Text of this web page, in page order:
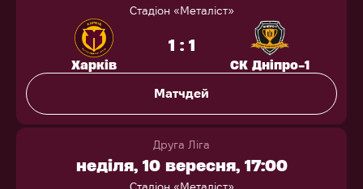
Стадіон «Металіст»
Харків
1 : 1
СК Дніпро-1
Матчдей
Друга Ліга
неділя, 10 вересня, 17:00